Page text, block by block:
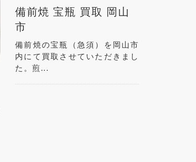
備前焼 宝瓶 買取 岡山
市
備前焼の宝瓶（急須）を岡山市
内にて買取させていただきまし
た。煎...